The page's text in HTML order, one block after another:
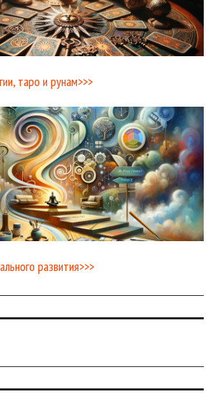
таро и рунам>>>
развития>>>